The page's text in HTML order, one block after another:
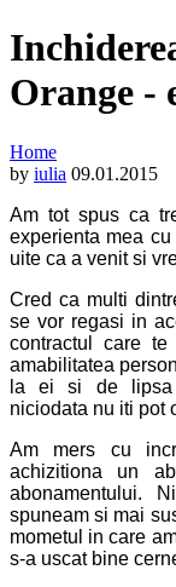
Orange -
Home
by iulia 09.01.2015
Am tot spus ca
experienta mea
uite ca a venit si
Cred ca multi
se vor regasi in
contractul care
amabilitatea
la ei si de lipsa
niciodata nu iti pot
Am mers cu
achizitiona un
abonamentului.
spuneam si mai
mometul in care
s-a uscat bine